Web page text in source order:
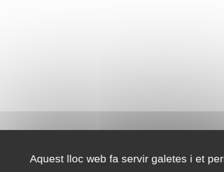
Aquest lloc web fa servir galetes i et